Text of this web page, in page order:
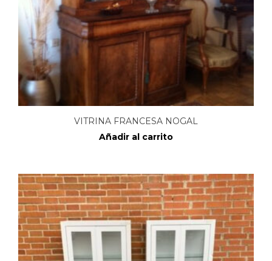
VITRINA FRANCESA NOGAL
Añadir al carrito